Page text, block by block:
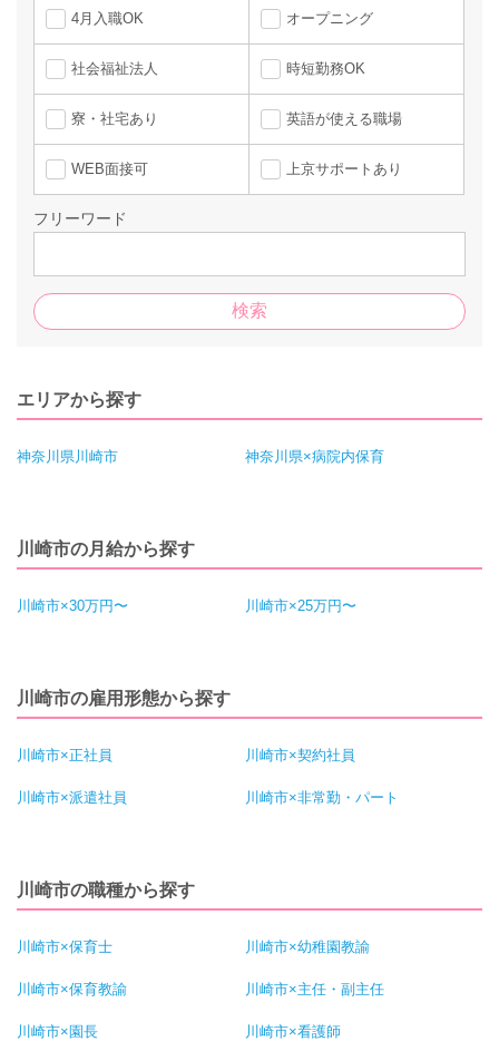
4月入職OK オープニング
社会福祉法人 時短勤務OK
寮・社宅あり 英語が使える職場
WEB面接可 上京サポートあり
フリーワード
エリアから探す
神奈川県川崎市 神奈川県×病院内保育
川崎市の月給から探す
川崎市×30万円〜 川崎市×25万円〜
川崎市の雇用形態から探す
川崎市×正社員 川崎市×契約社員
川崎市×派遣社員 川崎市×非常勤・パート
川崎市の職種から探す
川崎市×保育士 川崎市×幼稚園教諭
川崎市×保育教諭 川崎市×主任・副主任
川崎市×園長 川崎市×看護師